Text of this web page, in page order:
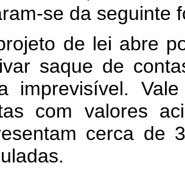
se da seguinte
de lei abre
saque de
imprevisível.
com valores
cerca de